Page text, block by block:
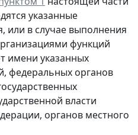
указанные
или в случае выполнения
функций
имени указанных
федеральных органов
власти
органов местного